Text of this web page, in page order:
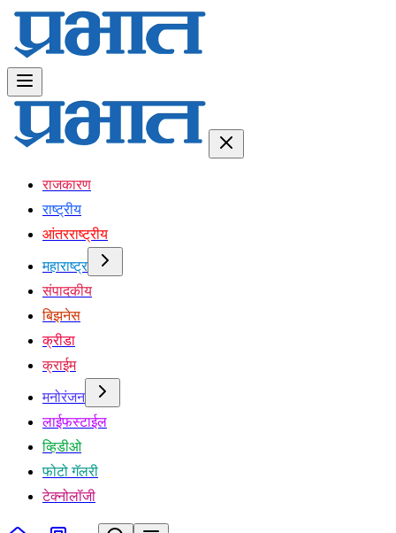
राजकारण
राष्ट्रीय
आंतरराष्ट्रीय
महाराष्ट्र
संपादकीय
बिझनेस
क्रीडा
क्राईम
मनोरंजन
लाईफस्टाईल
व्हिडीओ
फोटो गॅलरी
टेक्नोलॉजी